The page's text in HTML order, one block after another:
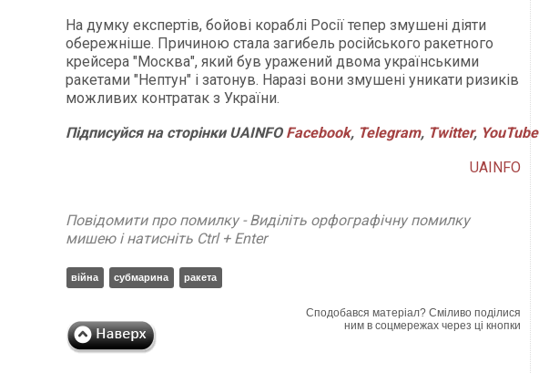
На думку експертів, бойові кораблі Росії тепер змушені діяти
обережніше. Причиною стала загибель російського ракетного
крейсера "Москва", який був уражений двома українськими
ракетами "Нептун" і затонув. Наразі вони змушені уникати ризиків
можливих контратак з України.
Підписуйся на сторінки UAINFO Facebook, Telegram, Twitter, YouTube
UAINFO
Повідомити про помилку - Виділіть орфографічну помилку
мишею і натисніть Ctrl + Enter
війна субмарина ракета
Сподобався матеріал? Сміливо поділися
ним в соцмережах через ці кнопки